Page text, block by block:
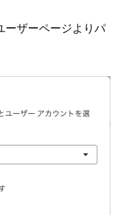
ーザーページよりパ